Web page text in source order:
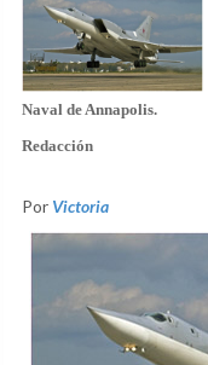
Naval de Annapolis.
Redacción
Por Victoria